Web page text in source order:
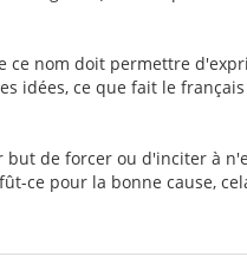
ce nom doit permettre
idées, ce que fait le
but de forcer ou d'inciter à
ce pour la bonne cause,